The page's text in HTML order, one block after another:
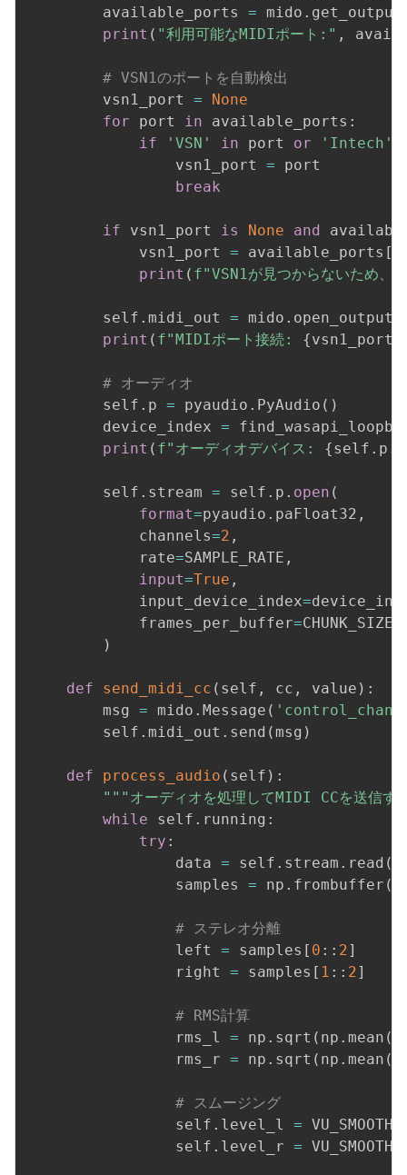
        available_ports
= mido .
print ( "利用可能なMIDIポート:" ,
# VSN1のポートを自動検出
        vsn1_port
=
None
for port in available_ports :
if
'VSN' in port or 'Intech'
                vsn1_port
= port
break
if vsn1_port is None and
            vsn1_port
= available_ports [
print ( f"VSN1が見つからないため、
        self
. midi_out = mido . open_output
print ( f"MIDIポート接続: {vsn1_port
# オーディオ
        self
. p = pyaudio . PyAudio ( )
        device_index
=
print ( f"オーディオデバイス: {self . p .
        self
. stream = self . p . open (
format=pyaudio . paFloat32 ,
            channels
=2 ,
            rate
=SAMPLE_RATE ,
input=True ,
            input_device_index
=
            frames_per_buffer
=CHUNK_SIZE
)
def send_midi_cc ( self , cc , value ) :
        msg
= mido . Message (
        self
. midi_out . send ( msg )
def process_audio ( self ) :
"""オーディオを処理してMIDI CCを送信す
while self . running :
try :
                data
= self . stream . read (
                samples
= np . frombuffer (
# ステレオ分離
                left
= samples [ 0 : : 2]
                right
= samples [ 1 : : 2]
# RMS計算
                rms_l
= np . sqrt ( np . mean (
                rms_r
= np . sqrt ( np . mean (
# スムージング
                self
. level_l =
                self
. level_r =